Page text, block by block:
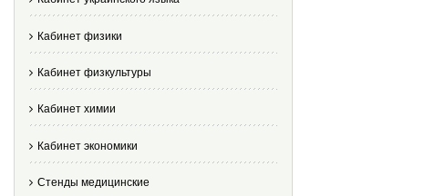
Кабинет физики
Кабинет физкультуры
Кабинет химии
Кабинет экономики
Стенды медицинские